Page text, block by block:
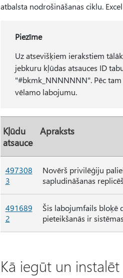
atbalsta nodrošināšanas ciklu.
Piezīme
Uz atsevišķiem ierakstiem
jebkuru kļūdas atsauces ID
"#bkmk_NNNNNNN". Pēc
vēlamo labojumu.
Kļūdu
atsauce
Apraksts
497308
3
Novērš privilēģiju
sapludināšanas
491689
2
Šis labojumfails bloķē
pieteikšanās ir
Kā iegūt un